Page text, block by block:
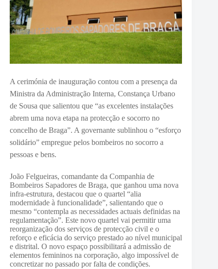
A cerimónia de inauguração contou com a presença da
Ministra da Administração Interna, Constança Urbano
de Sousa que salientou que “as excelentes instalações
abrem uma nova etapa na protecção e socorro no
concelho de Braga”. A governante sublinhou o “esforço
solidário” empregue pelos bombeiros no socorro a
pessoas e bens.
João Felgueiras, comandante da Companhia de
Bombeiros Sapadores de Braga, que ganhou uma nova
infra-estrutura, destacou que o quartel “alia
modernidade à funcionalidade”, salientando que o
mesmo “contempla as necessidades actuais definidas na
regulamentação”. Este novo quartel vai permitir uma
reorganização dos serviços de protecção civil e o
reforço e eficácia do serviço prestado ao nível municipal
e distrital. O novo espaço possibilitará a admissão de
elementos femininos na corporação, algo impossível de
concretizar no passado por falta de condições.